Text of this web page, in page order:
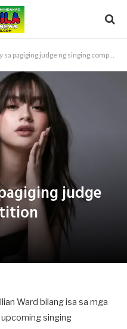
pagiging judge ng singing competition
judge
Ward bilang isa sa mga
singing